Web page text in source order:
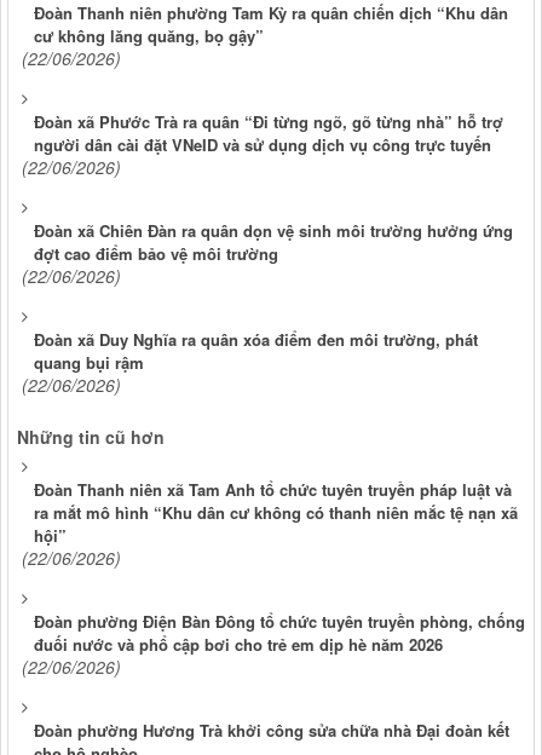
Đoàn Thanh niên phường Tam Kỳ ra quân chiến dịch “Khu dân
cư không lăng quăng, bọ gậy”
(22/06/2026)
Đoàn xã Phước Trà ra quân “Đi từng ngõ, gõ từng nhà” hỗ trợ
người dân cài đặt VNeID và sử dụng dịch vụ công trực tuyến
(22/06/2026)
Đoàn xã Chiên Đàn ra quân dọn vệ sinh môi trường hưởng ứng
đợt cao điểm bảo vệ môi trường
(22/06/2026)
Đoàn xã Duy Nghĩa ra quân xóa điểm đen môi trường, phát
quang bụi rậm
(22/06/2026)
Những tin cũ hơn
Đoàn Thanh niên xã Tam Anh tổ chức tuyên truyền pháp luật và
ra mắt mô hình “Khu dân cư không có thanh niên mắc tệ nạn xã
hội”
(22/06/2026)
Đoàn phường Điện Bàn Đông tổ chức tuyên truyền phòng, chống
đuối nước và phổ cập bơi cho trẻ em dịp hè năm 2026
(22/06/2026)
Đoàn phường Hương Trà khởi công sửa chữa nhà Đại đoàn kết